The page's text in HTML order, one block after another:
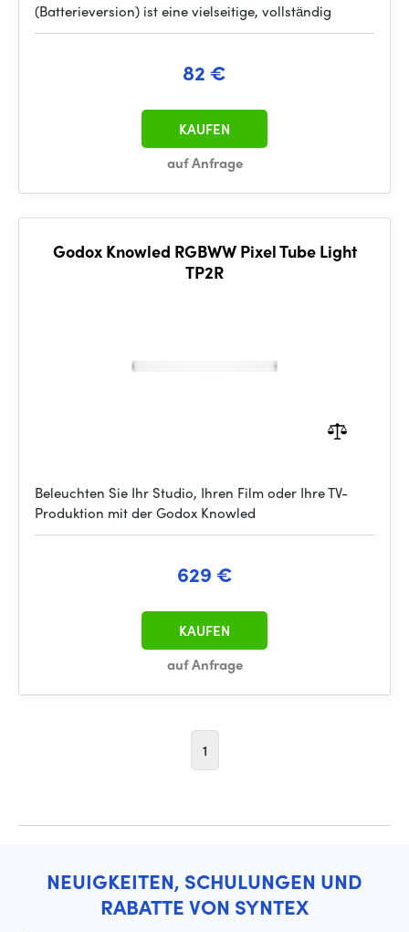
(Batterieversion) ist eine vielseitige, vollständig
82 €
auf Anfrage
KAUFEN
Godox Knowled RGBWW Pixel Tube Light
TP2R
Beleuchten Sie Ihr Studio, Ihren Film oder Ihre TV-
Produktion mit der Godox Knowled
629 €
auf Anfrage
KAUFEN
1
NEUIGKEITEN, SCHULUNGEN UND
RABATTE VON SYNTEX